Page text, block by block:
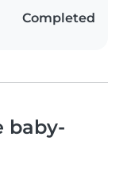
Completed
baby-